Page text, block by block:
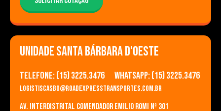
UNIDADE Santa Bárbara d'Oeste
Telefone: (15) 3225.3476 Whatsapp: (15) 3225.3476
logistiscasbo@roadexpresstransportes.com.br
Av. Interdistrital Comendador Emilio Romi nº 301